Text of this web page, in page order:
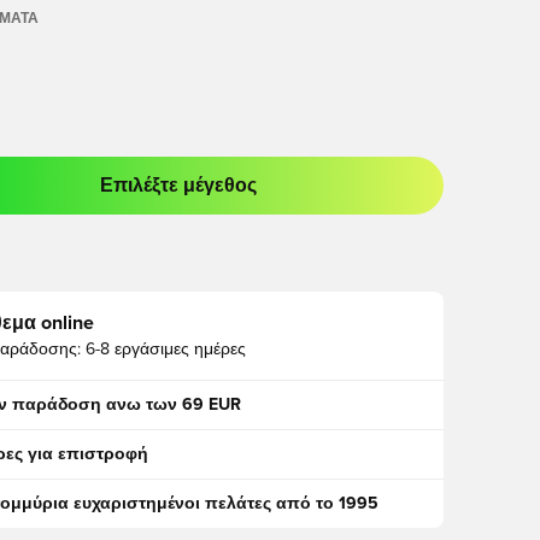
για να συνδεθείτε ή να εγγραφείτε ως μέλος
Επιλέξτε μέγεθος
online
6-8 εργάσιμες ημέρες
παράδοση ανω των 69 EUR
για επιστροφή
ευχαριστημένοι πελάτες από το 1995